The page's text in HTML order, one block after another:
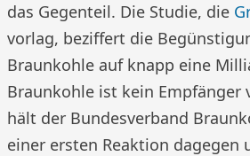
das Gegenteil. Die Studie, die
vorlag, beziffert die
Braunkohle auf knapp eine
Braunkohle ist kein Empfänger
hält der Bundesverband
einer ersten Reaktion dagegen